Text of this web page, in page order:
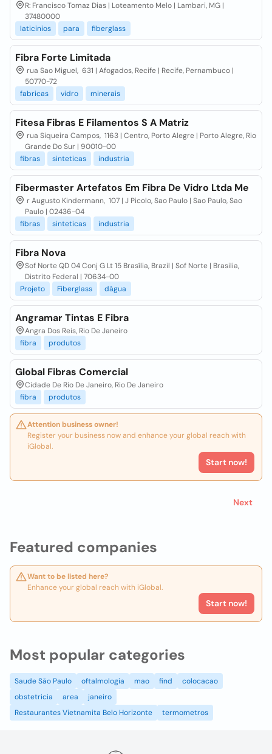
Featured companies
Want to be listed here?
Enhance your global reach with iGlobal.
Start now!
R: Francisco Tomaz Dias | Loteamento Melo | Lambari, MG |
37480000
laticinios
para fiberglass
Fibra Forte Limitada
rua Sao Miguel, 631 | Afogados, Recife | Recife, Pernambuco |
50770-72
fabricas
vidro minerais
Fitesa Fibras E Filamentos S A Matriz
rua Siqueira Campos, 1163 | Centro, Porto Alegre | Porto Alegre, Rio
Grande Do Sur | 90010-00
fibras
sinteticas industria
Fibermaster Artefatos Em Fibra De Vidro Ltda Me
r Augusto Kindermann, 107 | J Picolo, Sao Paulo | Sao Paulo, Sao
Paulo | 02436-04
fibras
sinteticas industria
Fibra Nova
Sof Norte QD 04 Conj G Lt 15 Brasília, Brazil | Sof Norte | Brasilia,
Distrito Federal | 70634-00
Projeto
Fiberglass dágua
Angramar Tintas E Fibra
Angra Dos Reis, Rio De Janeiro
fibra
produtos
Global Fibras Comercial
Cidade De Rio De Janeiro, Rio De Janeiro
fibra
produtos
Attention business owner!
Register your business now and enhance your global reach with
iGlobal.
Start now!
Next
Most popular categories
Saude São Paulo oftalmologia mao find
colocacao
obstetricia
area
janeiro
Restaurantes Vietnamita Belo Horizonte
termometros